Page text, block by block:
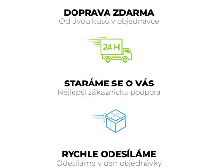
DOPRAVA ZDARMA
Od dvou kusů v objednávce
STARÁME SE O VÁS
Nejlepší zákaznická podpora
RYCHLE ODESÍLÁME
Odesíláme v den objednávky